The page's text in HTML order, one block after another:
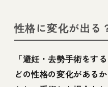
性格に変化が出る
「避妊・去勢手術をす
どの性格の変化がある